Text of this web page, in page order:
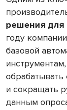
решения для
году
базовой
обрабатывать
и сокращать
данным